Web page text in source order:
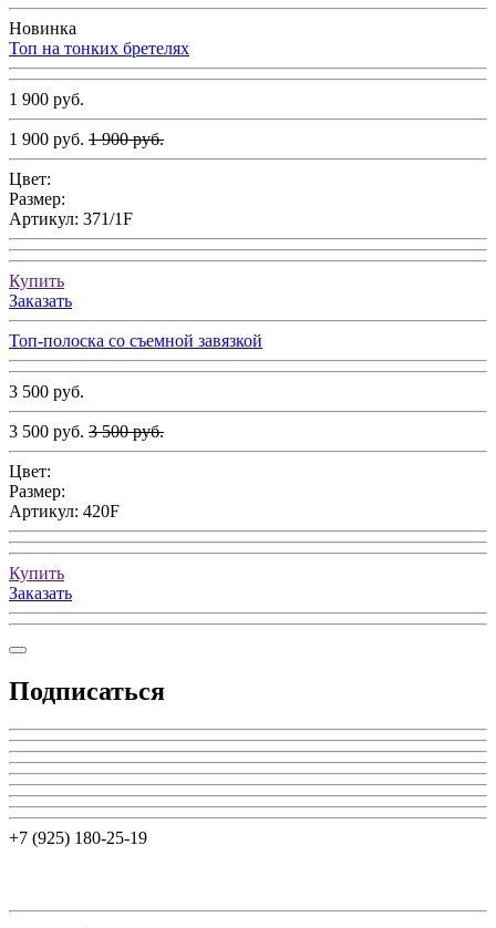
Новинка
Топ на тонких бретелях
1 900 руб.
1 900 руб. 1 900 руб.
Цвет:
Размер:
Артикул: 371/1F
Купить
Заказать
Топ-полоска со съемной завязкой
3 500 руб.
3 500 руб. 3 500 руб.
Цвет:
Размер:
Артикул: 420F
Купить
Заказать
Подписаться
+7 (925) 180-25-19